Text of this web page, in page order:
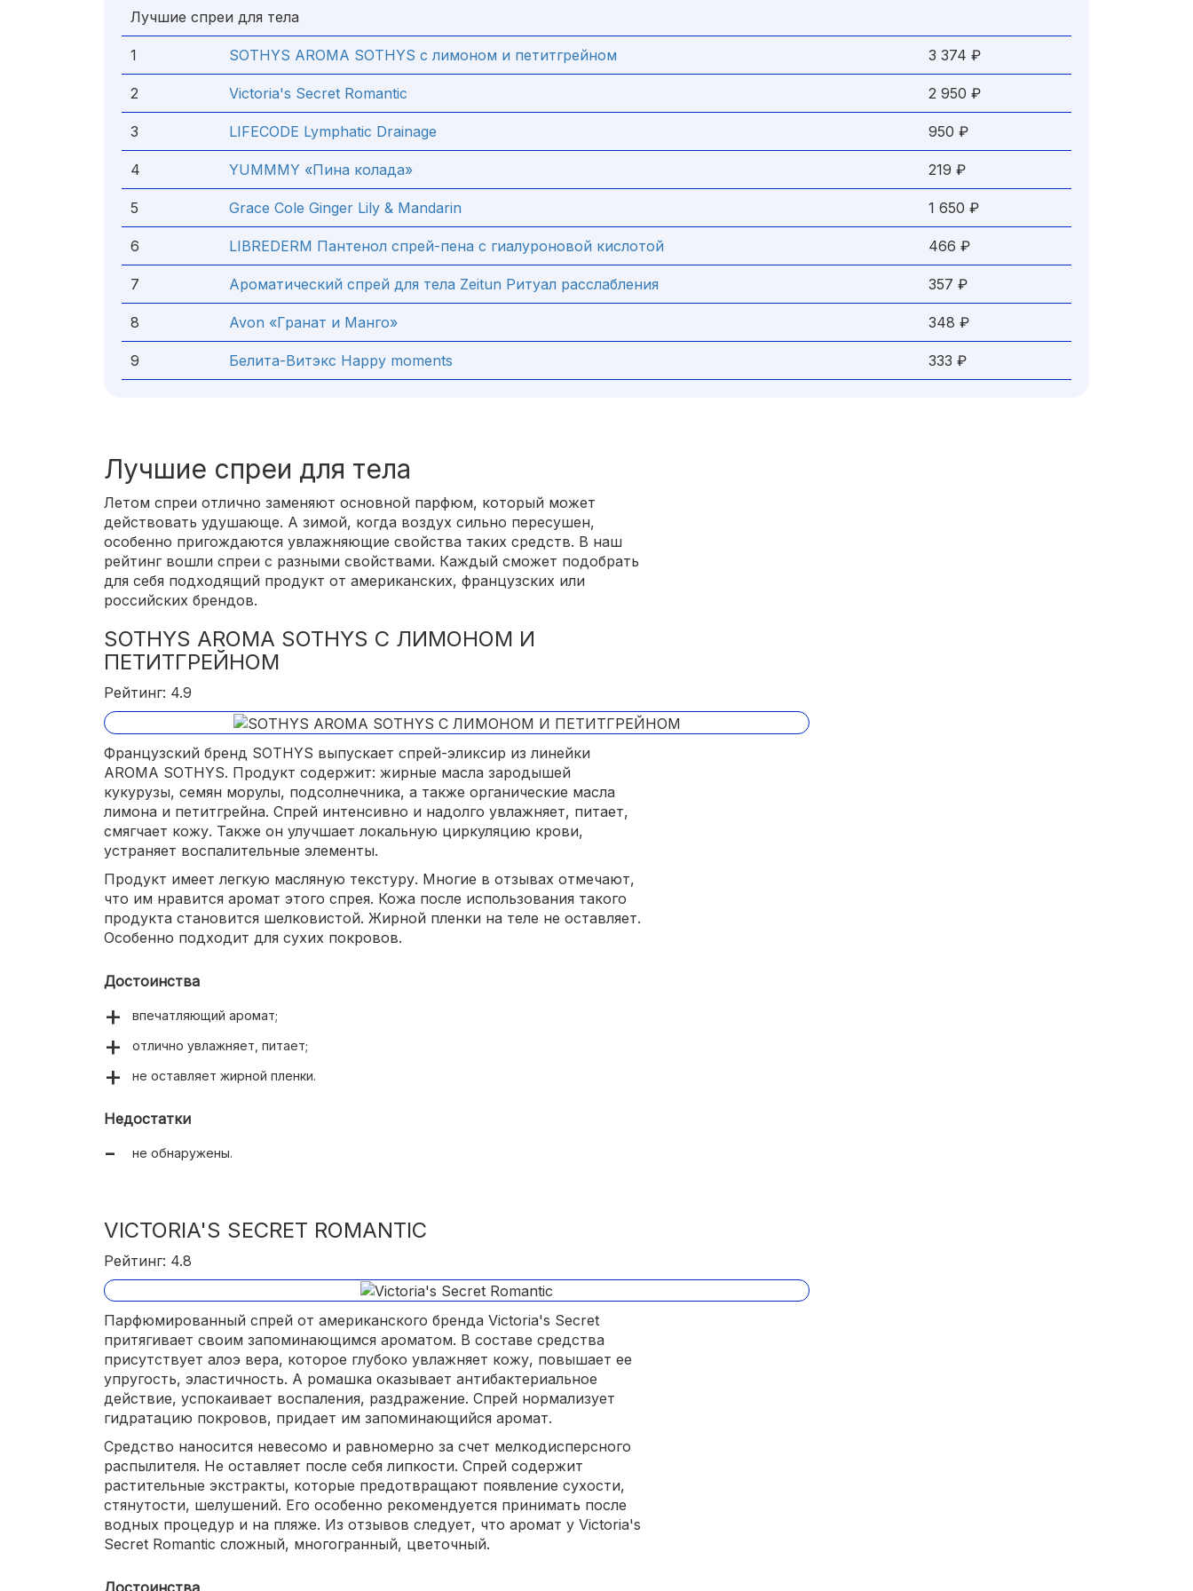
Лучшие спреи для тела
1 SOTHYS AROMA SOTHYS с лимоном и петитгрейном 3 374 ₽
2 Victoria's Secret Romantic 2 950 ₽
3 LIFECODE Lymphatic Drainage 950 ₽
4 YUMMMY «Пина колада» 219 ₽
5 Grace Cole Ginger Lily & Mandarin 1 650 ₽
6 LIBREDERM Пантенол спрей-пена с гиалуроновой кислотой 466 ₽
7 Ароматический спрей для тела Zeitun Ритуал расслабления 357 ₽
8 Avon «Гранат и Манго» 348 ₽
9 Белита-Витэкс Happy moments 333 ₽
Лучшие спреи для тела
Летом спреи отлично заменяют основной парфюм, который может
действовать удушающе. А зимой, когда воздух сильно пересушен,
особенно пригождаются увлажняющие свойства таких средств. В наш
рейтинг вошли спреи с разными свойствами. Каждый сможет подобрать
для себя подходящий продукт от американских, французских или
российских брендов.
SOTHYS AROMA SOTHYS С ЛИМОНОМ И
ПЕТИТГРЕЙНОМ
Рейтинг: 4.9
Французский бренд SOTHYS выпускает спрей-эликсир из линейки
AROMA SOTHYS. Продукт содержит: жирные масла зародышей
кукурузы, семян морулы, подсолнечника, а также органические масла
лимона и петитгрейна. Спрей интенсивно и надолго увлажняет, питает,
смягчает кожу. Также он улучшает локальную циркуляцию крови,
устраняет воспалительные элементы.
Продукт имеет легкую масляную текстуру. Многие в отзывах отмечают,
что им нравится аромат этого спрея. Кожа после использования такого
продукта становится шелковистой. Жирной пленки на теле не оставляет.
Особенно подходит для сухих покровов.
Достоинства
впечатляющий аромат;
отлично увлажняет, питает;
не оставляет жирной пленки.
Недостатки
не обнаружены.
VICTORIA'S SECRET ROMANTIC
Рейтинг: 4.8
Парфюмированный спрей от американского бренда Victoria's Secret
притягивает своим запоминающимся ароматом. В составе средства
присутствует алоэ вера, которое глубоко увлажняет кожу, повышает ее
упругость, эластичность. А ромашка оказывает антибактериальное
действие, успокаивает воспаления, раздражение. Спрей нормализует
гидратацию покровов, придает им запоминающийся аромат.
Средство наносится невесомо и равномерно за счет мелкодисперсного
распылителя. Не оставляет после себя липкости. Спрей содержит
растительные экстракты, которые предотвращают появление сухости,
стянутости, шелушений. Его особенно рекомендуется принимать после
водных процедур и на пляже. Из отзывов следует, что аромат у Victoria's
Secret Romantic сложный, многогранный, цветочный.